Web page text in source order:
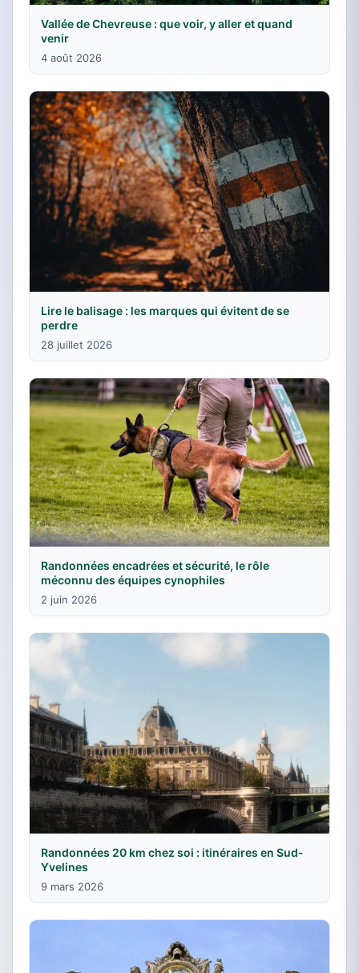
Vallée de Chevreuse : que voir, y aller et quand
venir
4 août 2026
Lire le balisage : les marques qui évitent de se
perdre
28 juillet 2026
Randonnées encadrées et sécurité, le rôle
méconnu des équipes cynophiles
2 juin 2026
Randonnées 20 km chez soi : itinéraires en Sud-
Yvelines
9 mars 2026